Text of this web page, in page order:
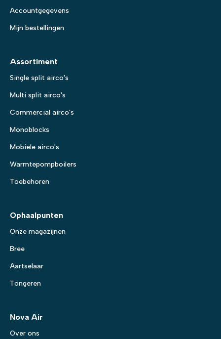
Accountgegevens
Mijn bestellingen
Assortiment
Single split airco's
Multi split airco's
Commercial airco's
Monoblocks
Mobiele airco's
Warmtepompboilers
Toebehoren
Ophaalpunten
Onze magazijnen
Bree
Aartselaar
Tongeren
Nova Air
Over ons